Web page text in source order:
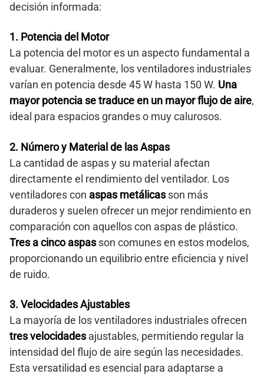
decisión informada:
1. Potencia del Motor
La potencia del motor es un aspecto fundamental a
evaluar. Generalmente, los ventiladores industriales
varían en potencia desde 45 W hasta 150 W. Una
mayor potencia se traduce en un mayor flujo de aire,
ideal para espacios grandes o muy calurosos.
2. Número y Material de las Aspas
La cantidad de aspas y su material afectan
directamente el rendimiento del ventilador. Los
ventiladores con aspas metálicasson más
duraderos y suelen ofrecer un mejor rendimiento en
comparación con aquellos con aspas de plástico.
Tres a cinco aspasson comunes en estos modelos,
proporcionando un equilibrio entre eficiencia y nivel
de ruido.
3. Velocidades Ajustables
La mayoría de los ventiladores industriales ofrecen
tres velocidadesajustables, permitiendo regular la
intensidad del flujo de aire según las necesidades.
Esta versatilidad es esencial para adaptarse a